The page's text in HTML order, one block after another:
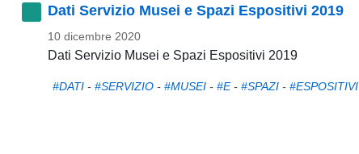
Data
Dati Servizio Musei e Spazi Espositivi 2019
10 dicembre 2020
Dati Servizio Musei e Spazi Espositivi 2019
#DATI -#SERVIZIO -#MUSEI -#E-#SPAZI -#ESPOSITIVI